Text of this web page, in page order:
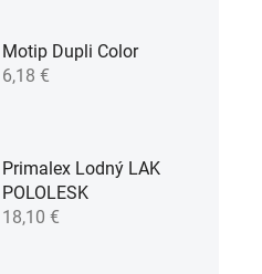
Motip Dupli Color
6,18 €
Primalex Lodný LAK
POLOLESK
18,10 €